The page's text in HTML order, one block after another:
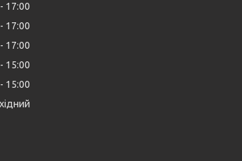
17:00
17:00
17:00
15:00
15:00